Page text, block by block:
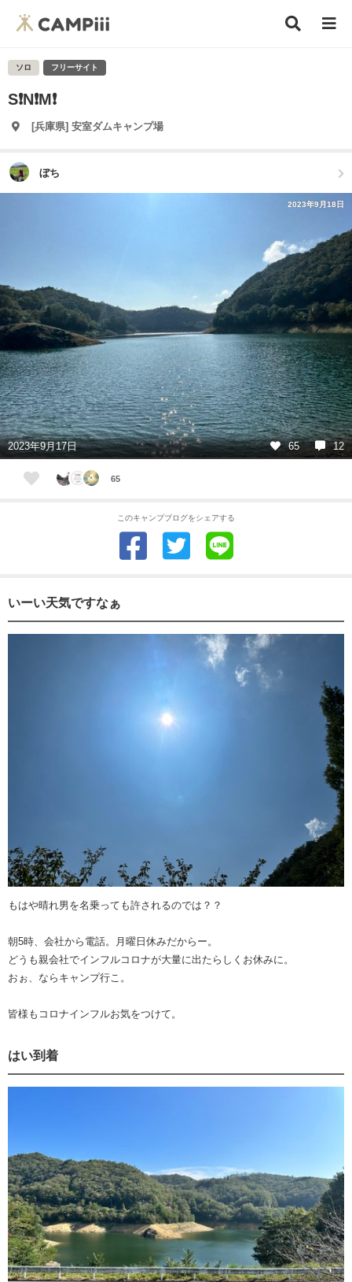
ソロ フリーサイト
S❗️N❗️M❗️
[兵庫県] 安室ダムキャンプ場
ぼち
2023年9月18日
2023年9月17日 65 12
65
このキャンプブログをシェアする
いーい天気ですなぁ
もはや晴れ男を名乗っても許されるのでは？？
朝5時、会社から電話。月曜日休みだからー。
どうも親会社でインフルコロナが大量に出たらしくお休みに。
おぉ、ならキャンプ行こ。
皆様もコロナインフルお気をつけて。
はい到着